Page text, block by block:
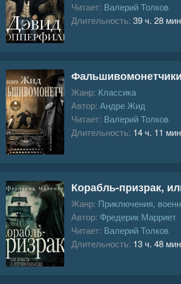
Читает: Валерий Толков
Длительность: 39 ч. 28
Фальшивомонетчики
Жанр: Классика
Автор: Андре Жид
Читает: Валерий Толков
Длительность: 14 ч. 11
Корабль-призрак,
Жанр: Приключения,
Автор: Фредерик Марриет
Читает: Валерий Толков
Длительность: 13 ч. 48